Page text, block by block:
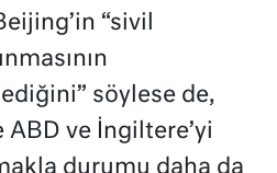
“sivil
söylese de,
ve İngiltere’yi
durumu daha da